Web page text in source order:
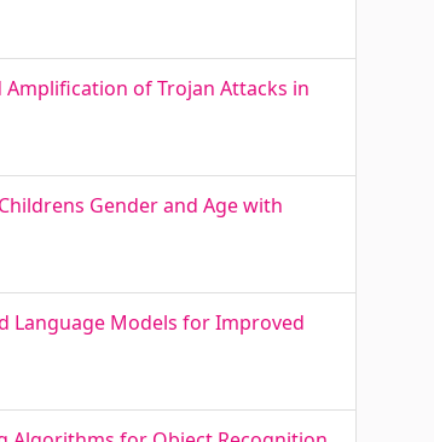
of Trojan Attacks in
Gender and Age with
Language Models for Improved